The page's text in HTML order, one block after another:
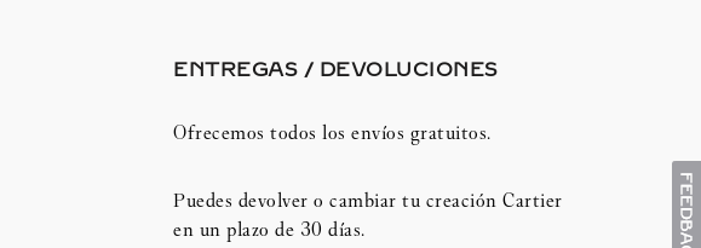
ENTREGAS / DEVOLUCIONES​
Ofrecemos todos los envíos gratuitos.
Puedes devolver o cambiar tu creación Cartier
en un plazo de 30 días.​